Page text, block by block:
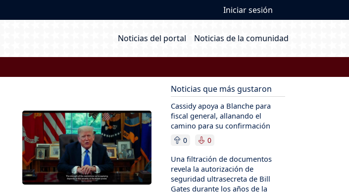
User account
Iniciar sesión
Main navigation
Noticias del portal Noticias de la comunidad
Imagen
Noticias que más gustaron
Cassidy apoya a Blanche para
fiscal general, allanando el
camino para su confirmación
0 0
Una filtración de documentos
revela la autorización de
seguridad ultrasecreta de Bill
Gates durante los años de la